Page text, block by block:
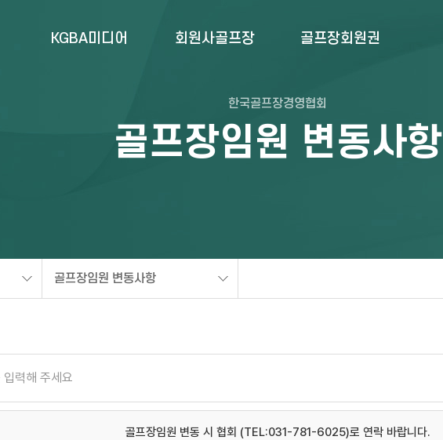
KGBA미디어 회원사골프장 골프장회원권
한국골프장경영협회
골프장임원 변동사항
골프장임원 변동사항
골프장임원 변동 시 협회 (TEL:031-781-6025)로 연락 바랍니다.